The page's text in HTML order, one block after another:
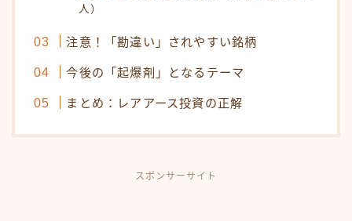
人）
注意！「勘違い」されやすい銘柄
今後の「起爆剤」となるテーマ
まとめ：レアアース投資の正解
スポンサーサイト